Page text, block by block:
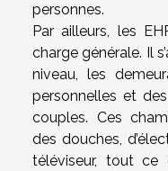
personnes.
Par ailleurs, les
charge générale. Il
niveau, les
personnelles et
couples. Ces
des douches,
téléviseur, tout ce